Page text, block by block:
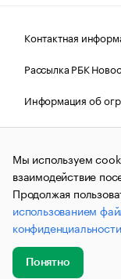
Контактная
Рассылка РБК
Информация об
Правовая
© АО
и материалы
связи,
коммуникаций
№ФС77-63848)
публикации могут
не
до 18 лет.
Мы используем
взаимодействие
Продолжая
использованием
конфиденциальности
Понятно